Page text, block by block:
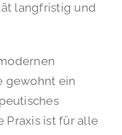
langfristig und
gewohnt ein
Praxis ist für alle